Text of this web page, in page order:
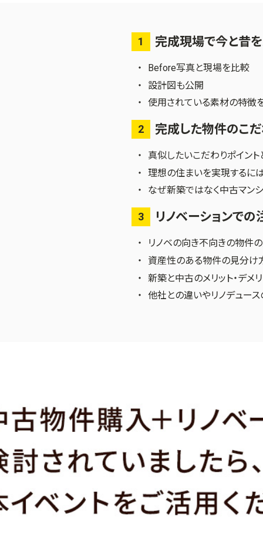
1 完成現場で今と昔
Before写真と現場を比較
設計図も公開
使用されている素材の特徴
2 完成した物件のこ
真似したいこだわりポイント
理想の住まいを実現するに
なぜ新築ではなく中古マン
3 リノベーションで
リノベの向き不向きの物件
資産性のある物件の見分け
新築と中古のメリット・デメ
他社との違いやリノデュー